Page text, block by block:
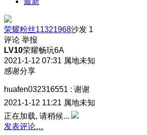
荣耀粉丝11321968沙发 1
评论 举报
LV10荣耀畅玩6A
2021-1-12 07:31 属地未知
感谢分享
huafen032316551 : 谢谢
2021-1-12 11:21 属地未知
正在加载, 请稍候...
发表评论…